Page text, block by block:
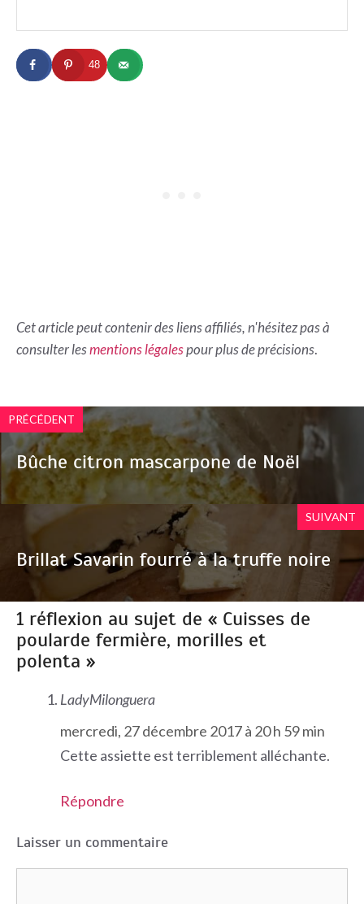
48
Cet article peut contenir des liens affiliés, n'hésitez pas à
consulter lesmentions légalespour plus de précisions.
PRÉCÉDENT
Bûche citron mascarpone de Noël
SUIVANT
Brillat Savarin fourré à la truffe noire
1 réflexion au sujet de « Cuisses de
poularde fermière, morilles et
polenta »
LadyMilonguera
mercredi, 27 décembre 2017 à 20 h 59 min
Cette assiette est terriblement alléchante.
Répondre
Laisser un commentaire